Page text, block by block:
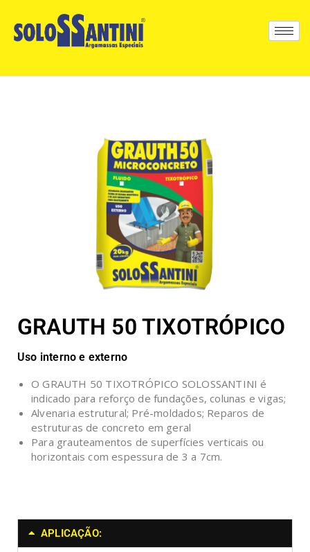
GRAUTH 50 TIXOTRÓPICO
Uso interno e externo
O GRAUTH 50 TIXOTRÓPICO SOLOSSANTINI é
indicado para reforço de fundações, colunas e vigas;
Alvenaria estrutural; Pré-moldados; Reparos de
estruturas de concreto em geral
Para grauteamentos de superfícies verticais ou
horizontais com espessura de 3 a 7cm.
APLICAÇÃO: